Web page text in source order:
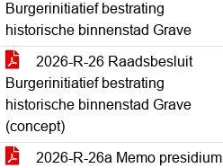
Burgerinitiatief bestrating
historische binnenstad Grave
2026-R-26 Raadsbesluit
Burgerinitiatief bestrating
historische binnenstad Grave
(concept)
2026-R-26a Memo presidium